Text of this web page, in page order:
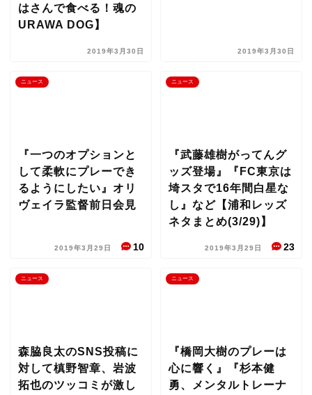
はさんで食べる！魂の
URAWA DOG】
2019年3月30日 2019年3月30日
ニュース
『一つのオプションと
して柔軟にプレーでき
るようにしたい』オリ
ヴェイラ監督前日会見
2019年3月29日 10
ニュース
『武藤雄樹がってんグ
ッズ登場』『FC東京は
埼スタで16年間白星な
し』など【浦和レッズ
ネタまとめ(3/29)】
2019年3月29日 23
ニュース
森脇良太のSNS投稿に
対して槙野智章、岩波
拓也のツッコミが激し
ニュース
『橋岡大樹のプレーは
心に響く』『杉本健
勇、メンタルトレーナ